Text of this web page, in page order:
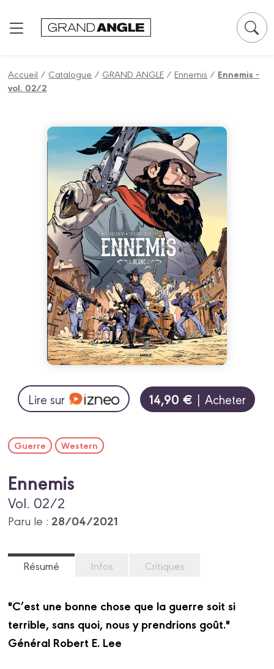
Accueil / Catalogue / GRAND ANGLE /Ennemis / Ennemis -
vol. 02/2
Lire sur 14,90 € | Acheter
Guerre Western
Ennemis
Vol. 02/2
Paru le : 28/04/2021
Résumé Infos Critiques
"C’est une bonne chose que la guerre soit si
terrible, sans quoi, nous y prendrions goût."
Général Robert E. Lee